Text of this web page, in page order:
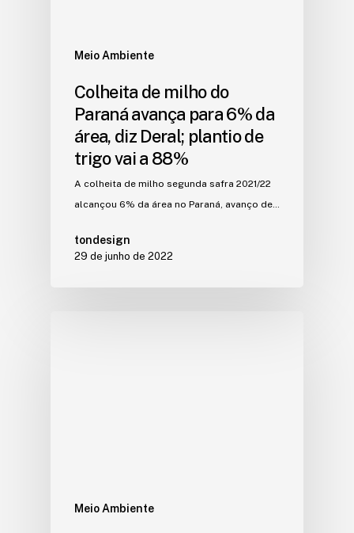
Meio Ambiente
Colheita de milho do
Paraná avança para 6% da
área, diz Deral; plantio de
trigo vai a 88%
A colheita de milho segunda safra 2021/22
alcançou 6% da área no Paraná, avanço de…
tondesign
29 de junho de 2022
Meio Ambiente